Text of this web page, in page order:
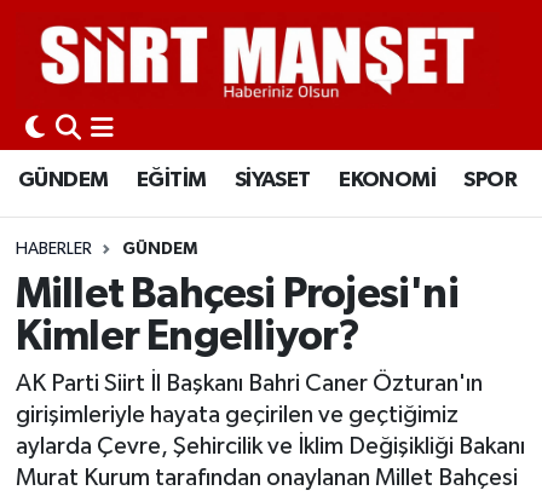
GÜNDEM EĞİTİM SİYASET EKONOMİ SPOR
HABERLER GÜNDEM
Millet Bahçesi Projesi'ni
Kimler Engelliyor?
AK Parti Siirt İl Başkanı Bahri Caner Özturan'ın
girişimleriyle hayata geçirilen ve geçtiğimiz
aylarda Çevre, Şehircilik ve İklim Değişikliği Bakanı
Murat Kurum tarafından onaylanan Millet Bahçesi
GÜNDEM
EĞİTİM
SİYASET
EKONOMİ
SPOR
KÜLTÜR-SANAT
Siirt Nöbetçi Eczaneler
Siirt Hava Durumu
Siirt Namaz Vakitleri
Siirt Trafik Yoğunluk Haritası
Süper Lig Puan Durumu ve Fikstür
Tüm Manşetler
Son Dakika Haberleri